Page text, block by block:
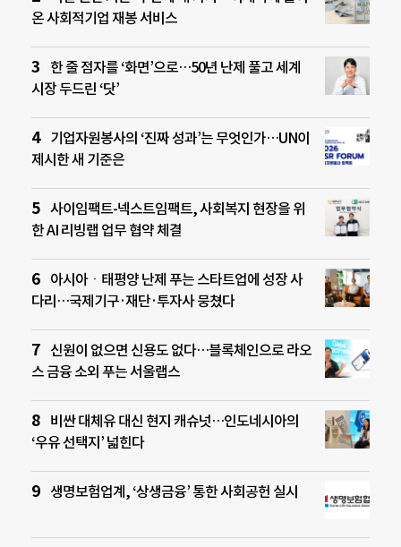
온 사회적기업 재봉 서비스
한 줄 점자를 ‘화면’으로…50년 난제 풀고 세계
시장 두드린 ‘닷’
기업자원봉사의 ‘진짜 성과’는 무엇인가…UN이
제시한 새 기준은
사이임팩트-넥스트임팩트, 사회복지 현장을 위
한 AI 리빙랩 업무 협약 체결
아시아ㆍ태평양 난제 푸는 스타트업에 성장 사
다리…국제기구·재단·투자사 뭉쳤다
신원이 없으면 신용도 없다…블록체인으로 라오
스 금융 소외 푸는 서울랩스
비싼 대체유 대신 현지 캐슈넛…인도네시아의
‘우유 선택지’ 넓힌다
생명보험업계, ‘상생금융’ 통한 사회공헌 실시